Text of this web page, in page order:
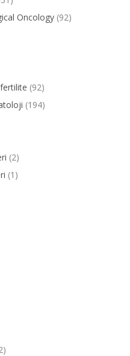
Oncology (92)
(92)
(194)
(2)
(1)